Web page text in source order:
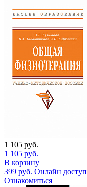
1 105 руб.
1 105 руб.
В корзину
399 руб. Онлайн доступ
Ознакомиться